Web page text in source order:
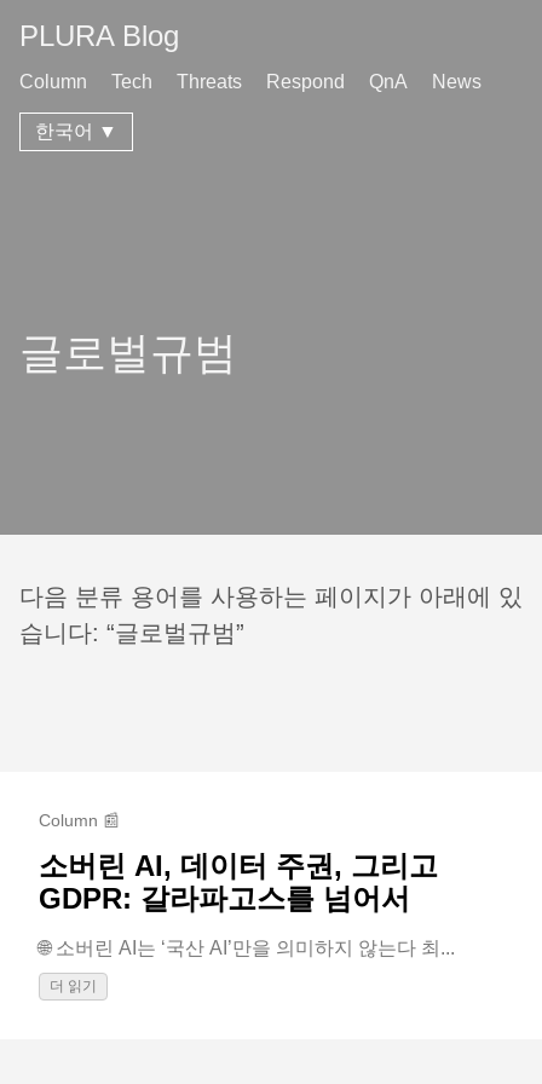
PLURA Blog
Column Tech Threats Respond QnA News
한국어 ▼
글로벌규범
다음 분류 용어를 사용하는 페이지가 아래에 있
습니다: “글로벌규범”
Column 📰
소버린 AI, 데이터 주권, 그리고
GDPR: 갈라파고스를 넘어서
🌐 소버린 AI는 ‘국산 AI’만을 의미하지 않는다 최...
더 읽기